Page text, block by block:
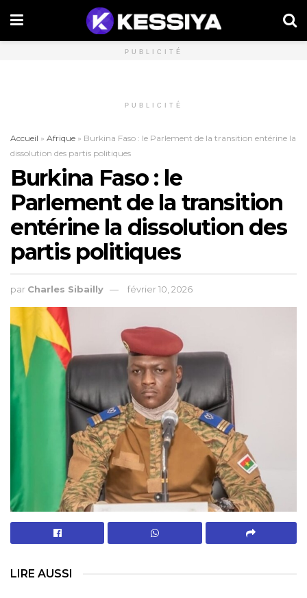
PUBLICITÉ
PUBLICITÉ
Accueil » Afrique » Burkina Faso : le Parlement de la transition entérine la
dissolution des partis politiques
Burkina Faso : le
Parlement de la transition
entérine la dissolution des
partis politiques
par Charles Sibailly février 10, 2026
LIRE AUSSI